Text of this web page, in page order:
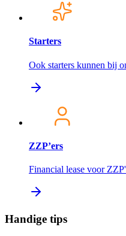
Starters
Ook starters kunnen bij
ZZP’ers
Financial lease voor
Handige tips